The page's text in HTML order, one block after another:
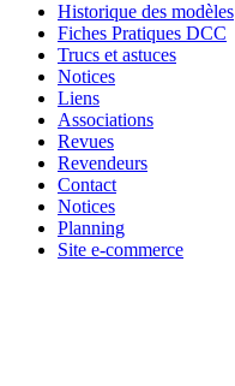
Historique des modèles
Fiches Pratiques DCC
Trucs et astuces
Notices
Liens
Associations
Revues
Revendeurs
Contact
Notices
Planning
Site e-commerce